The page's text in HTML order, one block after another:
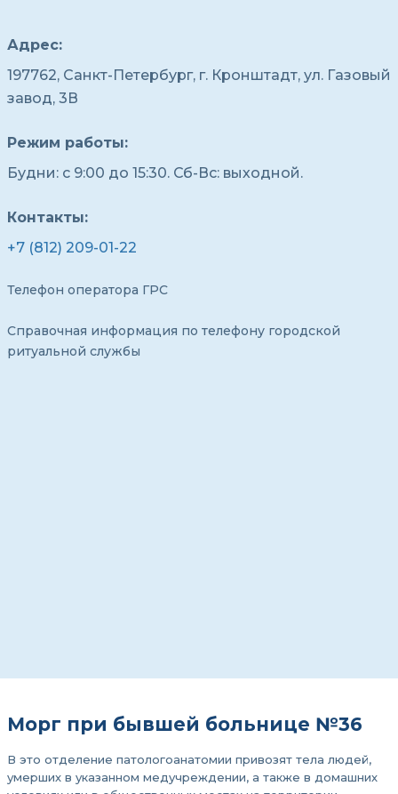
Адрес:
197762, Санкт-Петербург, г. Кронштадт, ул. Газовый
завод, 3В
Режим работы:
Будни: с 9:00 до 15:30. Сб-Вс: выходной.
Контакты:
+7 (812) 209-01-22
Телефон оператора ГРС
Справочная информация по телефону городской
ритуальной службы
Морг при бывшей больнице №36
В это отделение патологоанатомии привозят тела людей,
умерших в указанном медучреждении, а также в домашних